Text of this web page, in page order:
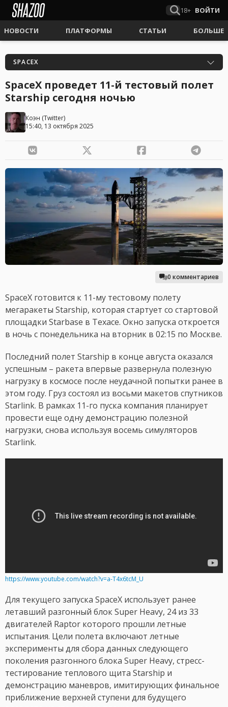
18+ ВОЙТИ
НОВОСТИ ПЛАТФОРМЫ СТАТЬИ БОЛЬШЕ
SPACEX
SpaceX проведет 11-й тестовый полет
Starship сегодня ночью
Коэн (Twitter)
15:40, 13 октября 2025
0 комментариев
SpaceX готовится к 11-му тестовому полету
мегаракеты Starship, которая стартует со стартовой
площадки Starbase в Техасе. Окно запуска откроется
в ночь с понедельника на вторник в 02:15 по Москве.
Последний полет Starship в конце августа оказался
успешным – ракета впервые развернула полезную
нагрузку в космосе после неудачной попытки ранее в
этом году. Груз состоял из восьми макетов спутников
Starlink. В рамках 11-го пуска компания планирует
провести еще одну демонстрацию полезной
нагрузки, снова используя восемь симуляторов
Starlink.
https://www.youtube.com/watch?v=a-T4x6tcM_U
Для текущего запуска SpaceX использует ранее
летавший разгонный блок Super Heavy, 24 из 33
двигателей Raptor которого прошли летные
испытания. Цели полета включают летные
эксперименты для сбора данных следующего
поколения разгонного блока Super Heavy, стресс-
тестирование теплового щита Starship и
демонстрацию маневров, имитирующих финальное
приближение верхней ступени для будущего